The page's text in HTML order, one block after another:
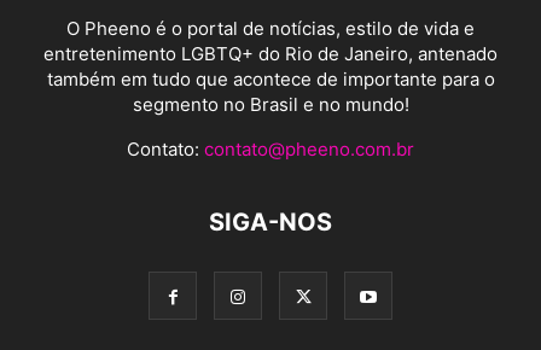
O Pheeno é o portal de notícias, estilo de vida e
entretenimento LGBTQ+ do Rio de Janeiro, antenado
também em tudo que acontece de importante para o
segmento no Brasil e no mundo!
Contato: contato@pheeno.com.br
SIGA-NOS